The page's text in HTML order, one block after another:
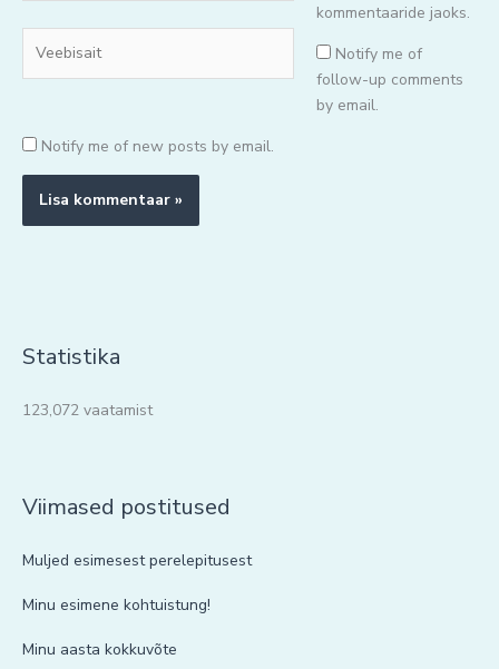
kommentaaride jaoks.
Notify me of
follow-up comments
by email.
Notify me of new posts by email.
Statistika
123,072 vaatamist
Viimased postitused
Muljed esimesest perelepitusest
Minu esimene kohtuistung!
Minu aasta kokkuvõte